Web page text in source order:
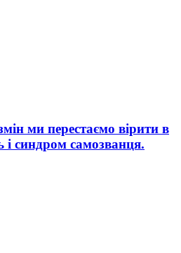
ми перестаємо вірити в
і синдром самозванця.